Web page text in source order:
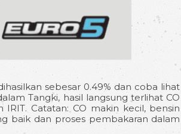
sebesar 0.49% dan coba lihat
Tangki, hasil langsung terlihat CO
Catatan: CO makin kecil, bensin
baik dan proses pembakaran dalam